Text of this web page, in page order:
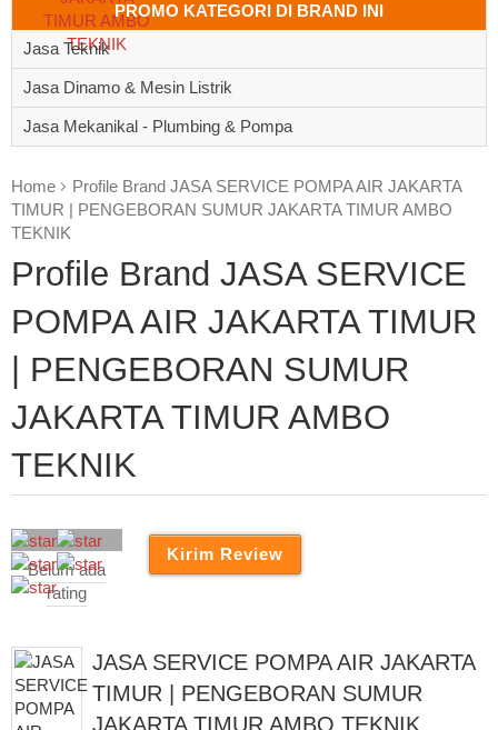
PROMO KATEGORI DI BRAND INI
Jasa Teknik
Jasa Dinamo & Mesin Listrik
Jasa Mekanikal - Plumbing & Pompa
Home
Profile Brand JASA SERVICE POMPA AIR JAKARTA
TIMUR | PENGEBORAN SUMUR JAKARTA TIMUR AMBO
TEKNIK
Profile Brand JASA SERVICE
POMPA AIR JAKARTA TIMUR
| PENGEBORAN SUMUR
JAKARTA TIMUR AMBO
TEKNIK
Belum ada
rating
JASA SERVICE POMPA AIR JAKARTA
TIMUR | PENGEBORAN SUMUR
JAKARTA TIMUR AMBO TEKNIK